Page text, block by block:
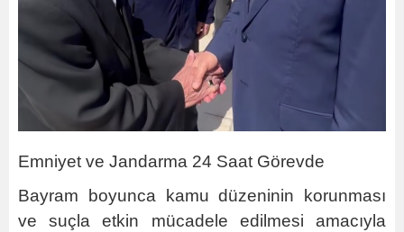
Emniyet ve Jandarma 24 Saat Görevde
Bayram boyunca kamu düzeninin korunması
ve suçla etkin mücadele edilmesi amacıyla